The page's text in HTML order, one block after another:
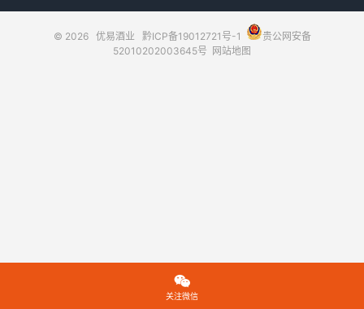
© 2026 优易酒业 黔ICP备19012721号-1
贵公网安备
52010202003645号 网站地图

关注微信